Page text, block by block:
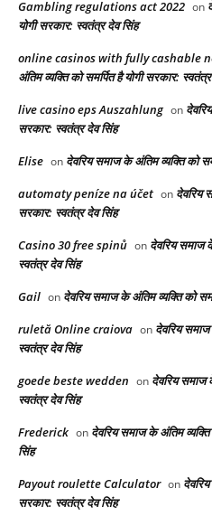
Gambling regulations act 2022 on
योगी सरकार: स्वतंत्र देव सिंह
online casinos with fully cashable
अंतिम व्यक्ति को समर्पित है योगी सरकार:
live casino eps Auszahlung on
सरकार: स्वतंत्र देव सिंह
Elise on देवरिय समाज के अंतिम व्यक्ति को
automaty peníze na účet on देवरिय
सरकार: स्वतंत्र देव सिंह
Casino 30 free spinů on देवरिय समाज
स्वतंत्र देव सिंह
Gail on देवरिय समाज के अंतिम व्यक्ति को
ruletă Online craiova on देवरिय समाज
स्वतंत्र देव सिंह
goede beste wedden on देवरिय समाज
स्वतंत्र देव सिंह
Frederick on देवरिय समाज के अंतिम
सिंह
Payout roulette Calculator on
सरकार: स्वतंत्र देव सिंह